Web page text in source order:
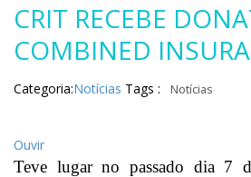
CRIT RECEBE
COMBINED
Categoria:Notícias Tags : Notícias
Ouvir
Teve lugar no passado dia 7